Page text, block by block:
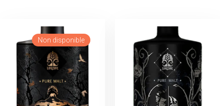
Non disponible